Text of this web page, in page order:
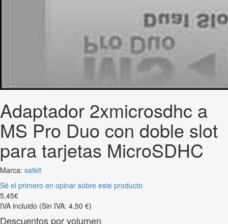
Adaptador 2xmicrosdhc a
MS Pro Duo con doble slot
para tarjetas MicroSDHC
Marca: satkit
Sé el primero en opinar sobre este producto
5,45€
IVA incluido (Sin IVA: 4,50 €)
Descuentos por volumen